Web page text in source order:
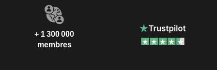
+ 1 300 000
membres